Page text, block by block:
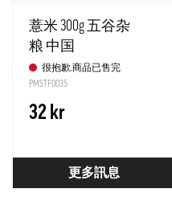
薏米 300g 五谷杂
粮 中国
很抱歉,商品已售完
PMSTF0035
32 kr
更多訊息